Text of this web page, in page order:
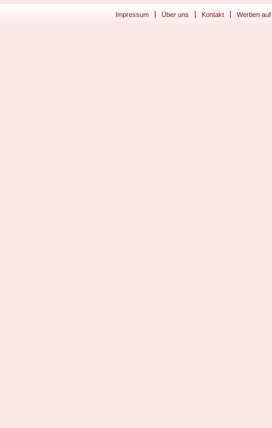
Impressum Über uns Kontakt Werben